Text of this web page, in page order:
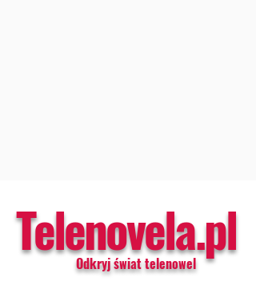
Telenovela.pl
Odkryj świat telenowel